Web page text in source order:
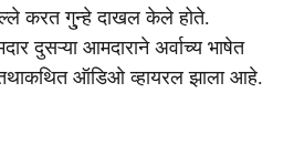
करत गु्न्हे दाखल केले होते.
दुसऱ्या आमदाराने अर्वाच्य भाषेत
ऑडिओ व्हायरल झाला आहे.